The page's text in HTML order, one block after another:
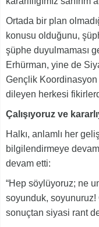
Ortada bir plan
konusu olduğunu,
şüphe duyulmaması
Erhürman, yine de
Gençlik Koordinasyon
dileyen herkesi
Çalışıyoruz ve
Halkı, anlamlı her
bilgilendirmeye
devam etti:
“Hep söylüyoruz; ne
soyunduk,
sonuçtan siyasi rant